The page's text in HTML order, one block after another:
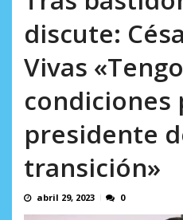
discute:
Vivas
condiciones
presidente
transición»
abril 29, 2023 0